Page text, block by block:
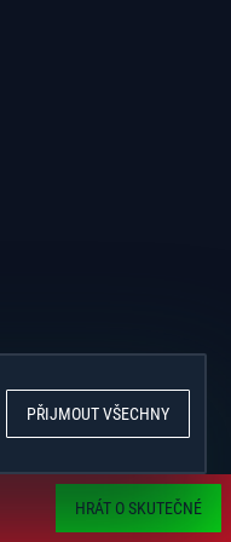
HRÁT O SKUTEČNÉ
PŘIJMOUT VŠECHNY